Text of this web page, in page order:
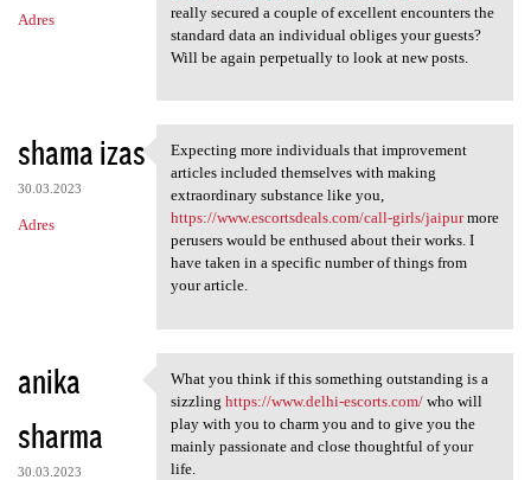
Adres
really secured a couple of excellent encounters the
standard data an individual obliges your guests?
Will be again perpetually to look at new posts.
shama izas
30.03.2023
Adres
Expecting more individuals
Expecting more individuals that improvement
articles included themselves with making
extraordinary substance like you,
https://www.escortsdeals.com/call-girls/jaipurmore
perusers would be enthused about their works. I
have taken in a specific number of things from
your article.
anika
sharma
30.03.2023
What you think if this
What you think if this something outstanding is a
sizzling https://www.delhi-escorts.com/who will
play with you to charm you and to give you the
mainly passionate and close thoughtful of your
life.